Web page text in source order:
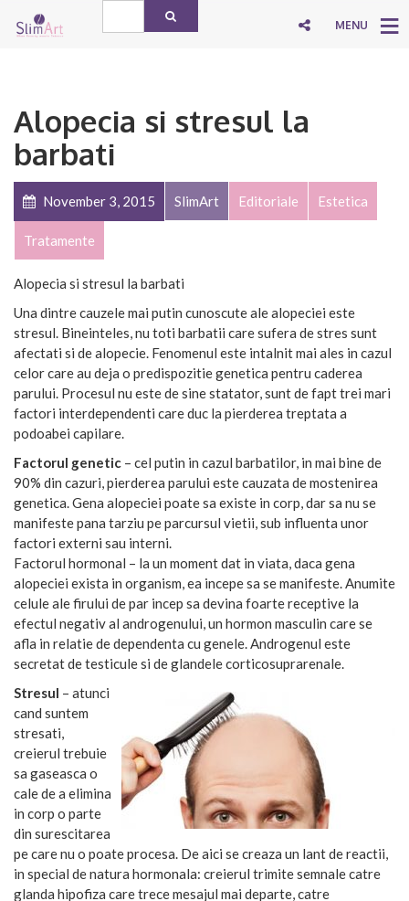
MENU
Alopecia si stresul la
barbati
November 3, 2015 SlimArt Editoriale Estetica
Tratamente
Alopecia si stresul la barbati
Una dintre cauzele mai putin cunoscute ale alopeciei este
stresul. Bineinteles, nu toti barbatii care sufera de stres sunt
afectati si de alopecie. Fenomenul este intalnit mai ales in cazul
celor care au deja o predispozitie genetica pentru caderea
parului. Procesul nu este de sine statator, sunt de fapt trei mari
factori interdependenti care duc la pierderea treptata a
podoabei capilare.
Factorul genetic – cel putin in cazul barbatilor, in mai bine de
90% din cazuri, pierderea parului este cauzata de mostenirea
genetica. Gena alopeciei poate sa existe in corp, dar sa nu se
manifeste pana tarziu pe parcursul vietii, sub influenta unor
factori externi sau interni.
Factorul hormonal – la un moment dat in viata, daca gena
alopeciei exista in organism, ea incepe sa se manifeste. Anumite
celule ale firului de par incep sa devina foarte receptive la
efectul negativ al androgenului, un hormon masculin care se
afla in relatie de dependenta cu genele. Androgenul este
secretat de testicule si de glandele corticosuprarenale.
Stresul – atunci
cand suntem
stresati,
creierul trebuie
sa gaseasca o
cale de a elimina
in corp o parte
din surescitarea
pe care nu o poate procesa. De aici se creaza un lant de reactii,
in special de natura hormonala: creierul trimite semnale catre
glanda hipofiza care trece mesajul mai departe, catre